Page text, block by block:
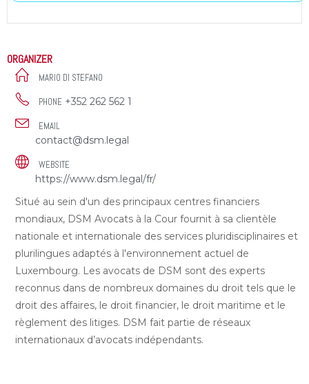
ORGANIZER
MARIO DI STEFANO
PHONE +352 262 562 1
EMAIL
contact@dsm.legal
WEBSITE
https://www.dsm.legal/fr/
Situé au sein d'un des principaux centres financiers
mondiaux, DSM Avocats à la Cour fournit à sa clientèle
nationale et internationale des services pluridisciplinaires et
plurilingues adaptés à l'environnement actuel de
Luxembourg. Les avocats de DSM sont des experts
reconnus dans de nombreux domaines du droit tels que le
droit des affaires, le droit financier, le droit maritime et le
règlement des litiges. DSM fait partie de réseaux
internationaux d’avocats indépendants.